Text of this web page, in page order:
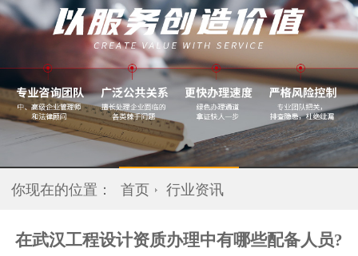
你现在的位置： 首页 行业资讯
在武汉工程设计资质办理中有哪些配备人员?